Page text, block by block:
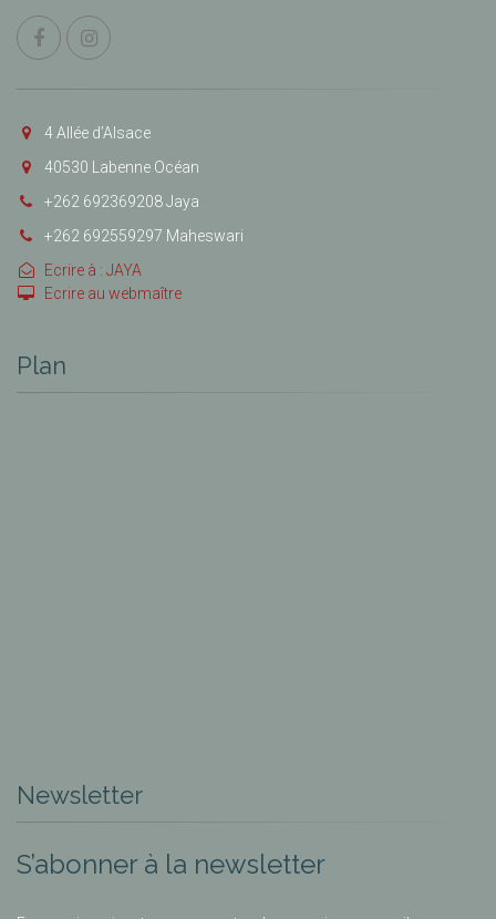
4 Allée d’Alsace
40530 Labenne Océan
+262 692369208 Jaya
+262 692559297 Maheswari
Ecrire à : JAYA
Ecrire au webmaître
Plan
Newsletter
S’abonner à la newsletter